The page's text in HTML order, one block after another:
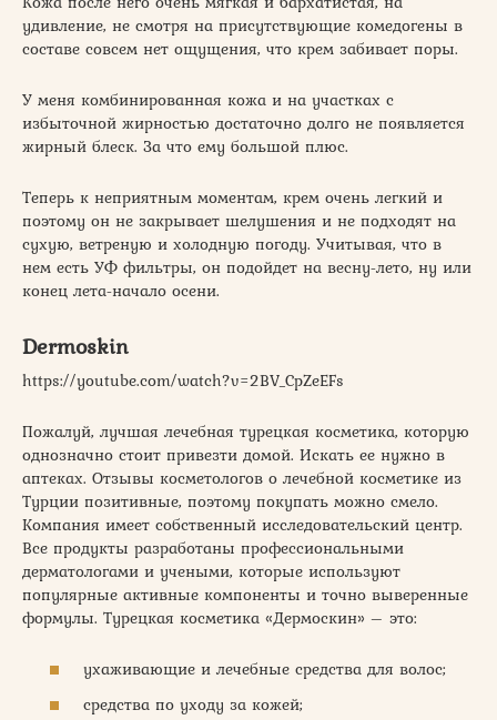
удивление, не смотря на присутствующие комедогены в
составе совсем нет ощущения, что крем забивает поры.
У меня комбинированная кожа и на участках с
избыточной жирностью достаточно долго не появляется
жирный блеск. За что ему большой плюс.
Теперь к неприятным моментам, крем очень легкий и
поэтому он не закрывает шелушения и не подходят на
сухую, ветреную и холодную погоду. Учитывая, что в
нем есть УФ фильтры, он подойдет на весну-лето, ну или
конец лета-начало осени.
Dermoskin
https://youtube.com/watch?v=2BV_CpZeEFs
Пожалуй, лучшая лечебная турецкая косметика, которую
однозначно стоит привезти домой. Искать ее нужно в
аптеках. Отзывы косметологов о лечебной косметике из
Турции позитивные, поэтому покупать можно смело.
Компания имеет собственный исследовательский центр.
Все продукты разработаны профессиональными
дерматологами и учеными, которые используют
популярные активные компоненты и точно выверенные
формулы. Турецкая косметика «Дермоскин» – это:
ухаживающие и лечебные средства для волос;
средства по уходу за кожей;